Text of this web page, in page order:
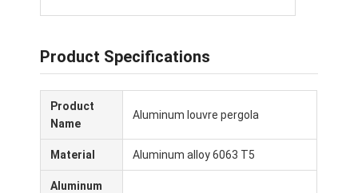
অ্যালুমিনিয়াম ল্যাভারযুক্ত পারগোল
মোটর চালিত অ্যালুমিনিয়াম পারগোলা
প্রসারিত কাপড়ের পেরগোলাস
প্রত্যাহারযোগ্য শামিয়ানা
Product Specifications
Product
Name
Aluminum louvre pergola
Material Aluminum alloy 6063 T5
Aluminum